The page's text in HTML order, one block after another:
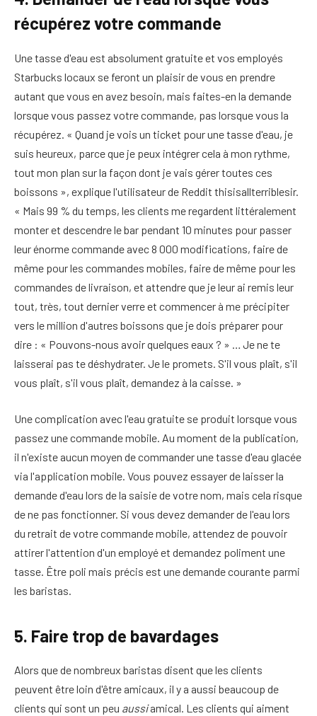
récupérez votre commande
Une tasse d'eau est absolument gratuite et vos employés
Starbucks locaux se feront un plaisir de vous en prendre
autant que vous en avez besoin, mais faites-en la demande
lorsque vous passez votre commande, pas lorsque vous la
récupérez. « Quand je vois un ticket pour une tasse d'eau, je
suis heureux, parce que je peux intégrer cela à mon rythme,
tout mon plan sur la façon dont je vais gérer toutes ces
boissons », explique l'utilisateur de Reddit thisisallterriblesir.
« Mais 99 % du temps, les clients me regardent littéralement
monter et descendre le bar pendant 10 minutes pour passer
leur énorme commande avec 8 000 modifications, faire de
même pour les commandes mobiles, faire de même pour les
commandes de livraison, et attendre que je leur ai remis leur
tout, très, tout dernier verre et commencer à me précipiter
vers le million d'autres boissons que je dois préparer pour
dire : « Pouvons-nous avoir quelques eaux ? » … Je ne te
laisserai pas te déshydrater. Je le promets. S'il vous plaît, s'il
vous plaît, s'il vous plaît, demandez à la caisse. »
Une complication avec l'eau gratuite se produit lorsque vous
passez une commande mobile. Au moment de la publication,
il n'existe aucun moyen de commander une tasse d'eau glacée
via l'application mobile. Vous pouvez essayer de laisser la
demande d'eau lors de la saisie de votre nom, mais cela risque
de ne pas fonctionner. Si vous devez demander de l'eau lors
du retrait de votre commande mobile, attendez de pouvoir
attirer l'attention d'un employé et demandez poliment une
tasse. Être poli mais précis est une demande courante parmi
les baristas.
5. Faire trop de bavardages
Alors que de nombreux baristas disent que les clients
peuvent être loin d'être amicaux, il y a aussi beaucoup de
clients qui sont un peu aussiamical. Les clients qui aiment